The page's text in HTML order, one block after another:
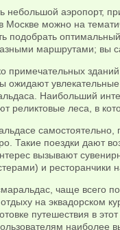
небольшой аэропорт,
можно на
подобрать
маршрутами; вы
примечательных
Наибольший
реликтовые леса, в
самостоятельно,
Такие поездки дают
вызывают
и ресторанчики
чаще всего
на эквадорском
путешествия в
наиболее